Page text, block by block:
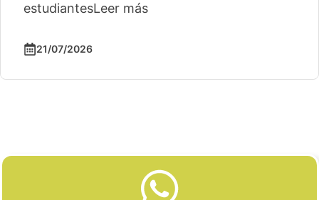
estudiantesLeer más
21/07/2026